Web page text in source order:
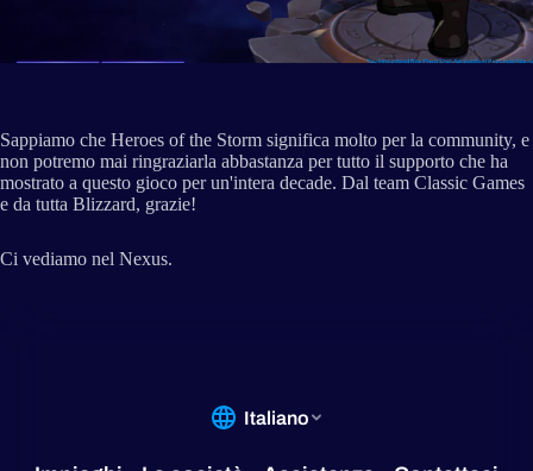
Sappiamo che Heroes of the Storm significa molto per la community, e
non potremo mai ringraziarla abbastanza per tutto il supporto che ha
mostrato a questo gioco per un'intera decade. Dal team Classic Games
e da tutta Blizzard, grazie!
Ci vediamo nel Nexus.